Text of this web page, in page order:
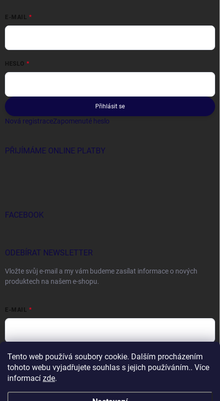
Tento web používá soubory cookie. Dalším procházením
tohoto webu vyjadřujete souhlas s jejich používáním.. Více
informací zde.
E-MAIL
HESLO
Přihlásit se
Nová registraceZapomenuté heslo
PŘIJÍMÁME ONLINE PLATBY
FACEBOOK
ODEBÍRAT NEWSLETTER
Vložte svůj e-mail a my vám budeme zasílat informace o nových
produktech na našem e-shopu.
E-MAIL
Vložením e-mailu souhlasíte spodmínkami ochrany osobních údajů
Přihlásit se